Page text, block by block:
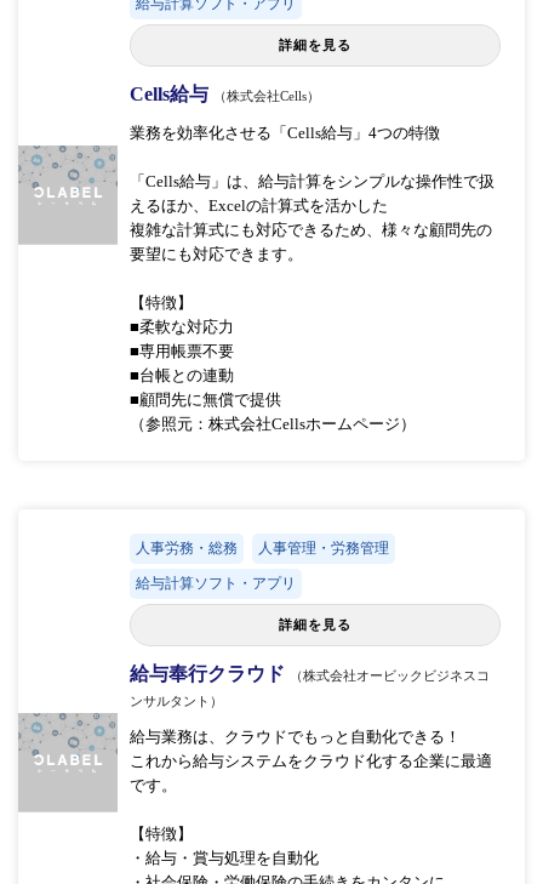
詳細を見る
Cells給与 （株式会社Cells）
業務を効率化させる「Cells給与」4つの特徴
「Cells給与」は、給与計算をシンプルな操作性で扱
えるほか、Excelの計算式を活かした
複雑な計算式にも対応できるため、様々な顧問先の
要望にも対応できます。
【特徴】
■柔軟な対応力
■専用帳票不要
■台帳との連動
■顧問先に無償で提供
（参照元：株式会社Cellsホームページ）
人事労務・総務 人事管理・労務管理
給与計算ソフト・アプリ
詳細を見る
給与奉行クラウド
（株式会社オービックビジネスコ
ンサルタント）
給与業務は、クラウドでもっと自動化できる！
これから給与システムをクラウド化する企業に最適
です。
【特徴】
・給与・賞与処理を自動化